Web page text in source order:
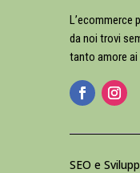
L’ecommerce
da noi trovi
tanto amore ai
SEO e